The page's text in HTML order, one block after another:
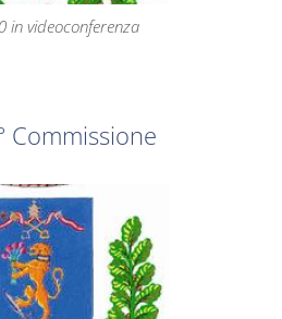
in videoconferenza
Commissione